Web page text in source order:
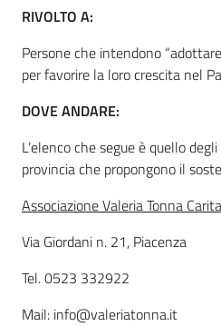
RIVOLTO A:
Persone che intendono
per favorire la loro crescita nel
DOVE ANDARE:
L’elenco che segue è quello
provincia che propongono il
Associazione Valeria Tonna
Via Giordani n. 21, Piacenza
Tel. 0523 332922
Mail: info@valeriatonna.it